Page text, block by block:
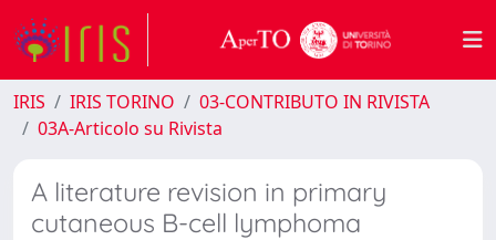
IRIS IRIS TORINO
03-CONTRIBUTO IN RIVISTA
03A-Articolo su Rivista
A literature revision in primary
cutaneous B-cell lymphoma